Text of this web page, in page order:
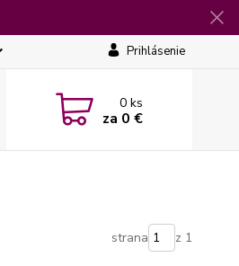
Prihlásenie
0ks
za 0 €
strana z 1